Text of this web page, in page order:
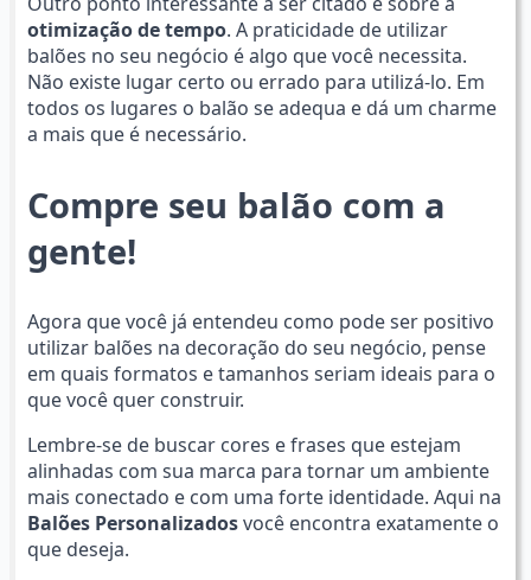
otimização de tempo. A praticidade de utilizar
balões no seu negócio é algo que você necessita.
Não existe lugar certo ou errado para utilizá-lo. Em
todos os lugares o balão se adequa e dá um charme
a mais que é necessário.
Compre seu balão com a
gente!
Agora que você já entendeu como pode ser positivo
utilizar balões na decoração do seu negócio, pense
em quais formatos e tamanhos seriam ideais para o
que você quer construir.
Lembre-se de buscar cores e frases que estejam
alinhadas com sua marca para tornar um ambiente
mais conectado e com uma forte identidade. Aqui na
Balões Personalizadosvocê encontra exatamente o
que deseja.